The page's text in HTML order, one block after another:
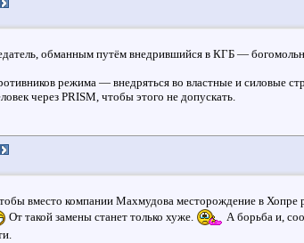
обманным путём внедрившийся в КГБ —
режима — внедряться во властные и силовые
через PRISM, чтобы этого не допускать.
вместо компании Махмудова месторождение в
От такой замены станет только хуже.
А борьба и,